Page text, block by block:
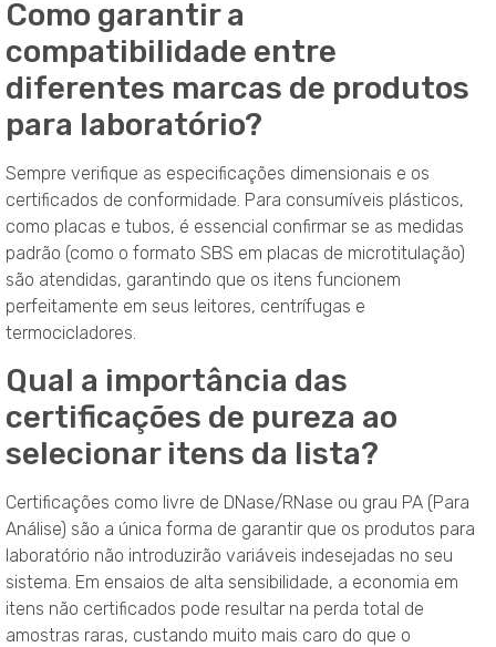
Como garantir a
compatibilidade entre
diferentes marcas de produtos
para laboratório?
Sempre verifique as especificações dimensionais e os
certificados de conformidade. Para consumíveis plásticos,
como placas e tubos, é essencial confirmar se as medidas
padrão (como o formato SBS em placas de microtitulação)
são atendidas, garantindo que os itens funcionem
perfeitamente em seus leitores, centrífugas e
termocicladores.
Qual a importância das
certificações de pureza ao
selecionar itens da lista?
Certificações como livre de DNase/RNase ou grau PA (Para
Análise) são a única forma de garantir que os produtos para
laboratório não introduzirão variáveis indesejadas no seu
sistema. Em ensaios de alta sensibilidade, a economia em
itens não certificados pode resultar na perda total de
amostras raras, custando muito mais caro do que o